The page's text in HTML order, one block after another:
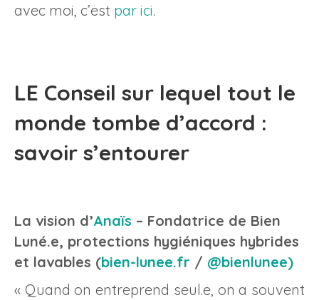
avec moi, c’est par ici.
LE Conseil sur lequel tout le
monde tombe d’accord :
savoir s’entourer
La vision d’Anaïs – Fondatrice de Bien
Luné.e, protections hygiéniques hybrides
et lavables (bien-lunee.fr / @bienlunee)
« Quand on entreprend seul.e, on a souvent